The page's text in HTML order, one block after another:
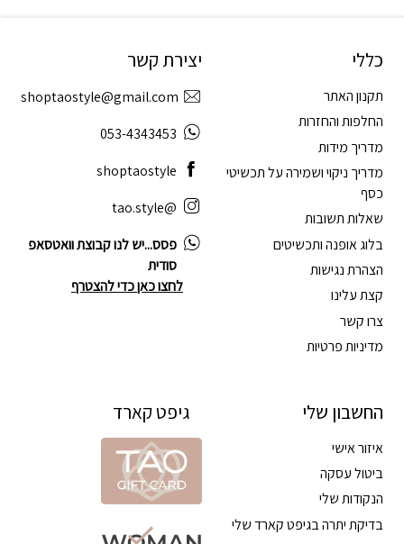
כללי
תקנון האתר
החלפות והחזרות
מדריך מידות
מדריך ניקוי ושמירה על תכשיטי
כסף
שאלות תשובות
בלוג אופנה ותכשיטים
הצהרת נגישות
קצת עלינו
צרו קשר
מדיניות פרטיות
החשבון שלי
איזור אישי
ביטול עסקה
הנקודות שלי
בדיקת יתרה בגיפט קארד שלי
יצירת קשר
shoptaostyle@gmail.com
053-4343453
shoptaostyle
@tao.style
פסס...יש לנו קבוצת וואטסאפ
סודית
לחצו כאן כדי להצטרף
גיפט קארד